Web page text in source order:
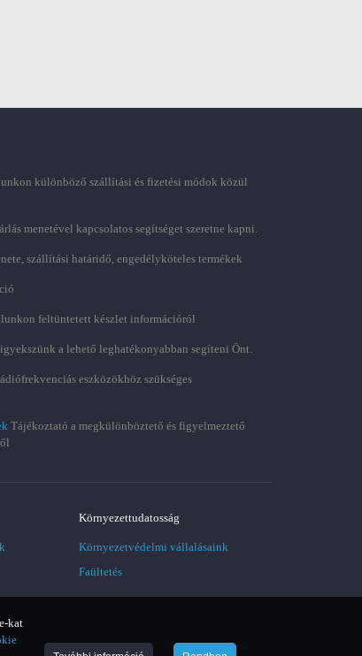
kat
különböző szállítási és fizetési módok közül
menetével kapcsolatos segítséget szeretne kapni.
szállítási határidő, engedélyköteles termékek
feltüntetett készlet információról
igyekszünk a lehető leghatékonyabban segíteni Önt.
eszközökhöz szükséges
Tájékoztató a megkülönböztető és figyelmeztető
Környezettudatosság
Környezetvédelmi vállalásaink
Faültetés